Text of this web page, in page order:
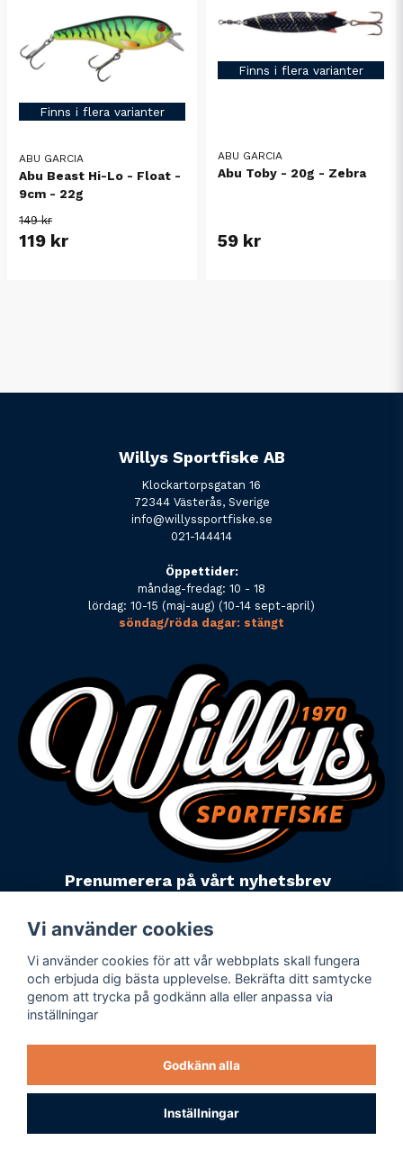
Finns i flera varianter
ABU GARCIA
Abu Beast Hi-Lo - Float -
9cm - 22g
149 kr
119 kr
Finns i flera varianter
ABU GARCIA
Abu Toby - 20g - Zebra
59 kr
Willys Sportfiske AB
Klockartorpsgatan 16
72344 Västerås, Sverige
info@willyssportfiske.se
021-144414
Öppettider:
måndag-fredag: 10 - 18
lördag: 10-15 (maj-aug) (10-14 sept-april)
söndag/röda dagar: stängt
Prenumerera på vårt nyhetsbrev
Powered by Nyehandel AB
Företagsuppgifter
Personuppgiftspolicy
Varumärken
Vi använder cookies
Vi använder cookies för att vår webbplats skall fungera
och erbjuda dig bästa upplevelse. Bekräfta ditt samtycke
genom att trycka på godkänn alla eller anpassa via
inställningar
Godkänn alla
Inställningar